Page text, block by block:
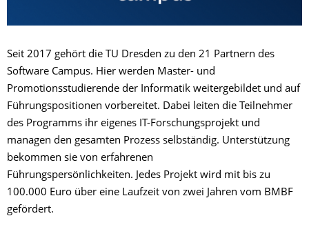
Seit 2017 gehört die TU Dresden zu den 21 Partnern des
Software Campus. Hier werden Master- und
Promotionsstudierende der Informatik weitergebildet und auf
Führungspositionen vorbereitet. Dabei leiten die Teilnehmer
des Programms ihr eigenes IT-Forschungsprojekt und
managen den gesamten Prozess selbständig. Unterstützung
bekommen sie von erfahrenen
Führungspersönlichkeiten. Jedes Projekt wird mit bis zu
100.000 Euro über eine Laufzeit von zwei Jahren vom BMBF
gefördert.